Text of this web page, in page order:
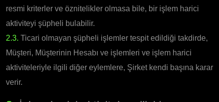
resmi kriterler ve öznitelikler olmasa bile, bir işlem harici
aktiviteyi şüpheli bulabilir.
2.3. Ticari olmayan şüpheli işlemler tespit edildiği takdirde,
Müşteri, Müşterinin Hesabı ve işlemleri ve işlem harici
aktiviteleriyle ilgili diğer eylemlere, Şirket kendi başına karar
verir.